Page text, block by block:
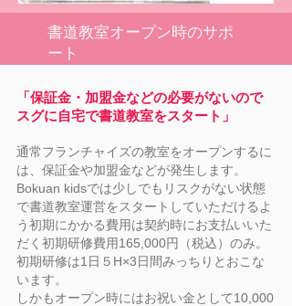
書道教室オープン時のサポ
ート
「保証金・加盟金などの必要がないので
スグに自宅で書道教室をスタート」
通常フランチャイズの教室をオープンするに
は、保証金や加盟金などが発生します。
Bokuan kidsでは少しでもリスクがない状態
で書道教室運営をスタートしていただけるよ
う初期にかかる費用は契約時にお支払いいた
だく初期研修費用165,000円（税込）のみ。
初期研修は1日５H×3日間みっちりとおこな
います。
しかもオープン時にはお祝い金として10,000